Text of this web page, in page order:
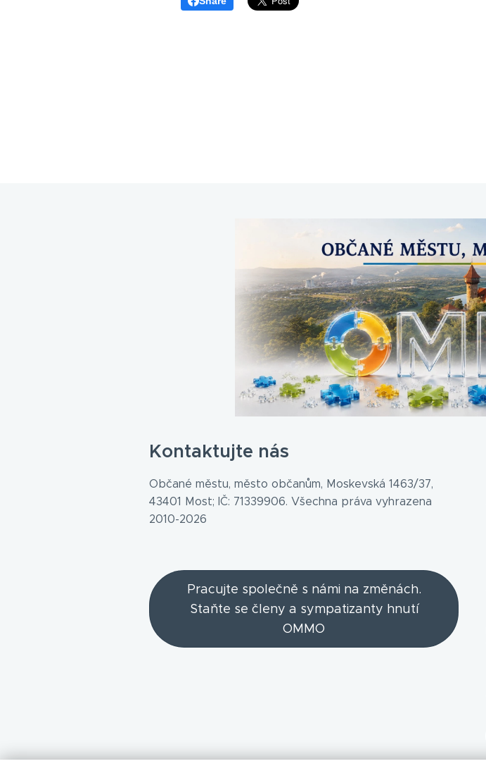
Kontaktujte nás
Občané městu, město občanům, Moskevská 1463/37,
43401 Most; IČ: 71339906. Všechna práva vyhrazena
2010-2026
Pracujte společně s námi na změnách.
Staňte se členy a sympatizanty hnutí
OMMO